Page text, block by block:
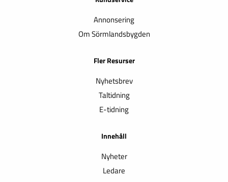
Annonsering
Om Sörmlandsbygden
Fler Resurser
Nyhetsbrev
Taltidning
E-tidning
Innehåll
Nyheter
Ledare